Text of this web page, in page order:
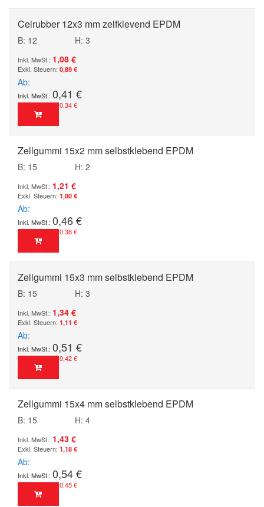
Celrubber 12x3 mm zelfklevend EPDM
B: 12
H: 3
1,08 €
0,89 €
Ab
0,41 €
0,34 €
Zellgummi 15x2 mm selbstklebend EPDM
B: 15
H: 2
1,21 €
1,00 €
Ab
0,46 €
0,38 €
Zellgummi 15x3 mm selbstklebend EPDM
B: 15
H: 3
1,34 €
1,11 €
Ab
0,51 €
0,42 €
Zellgummi 15x4 mm selbstklebend EPDM
B: 15
H: 4
1,43 €
1,18 €
Ab
0,54 €
0,45 €